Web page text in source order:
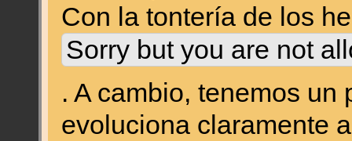
Con la tontería de los
Sorry but you are not
. A cambio, tenemos
evoluciona claramente